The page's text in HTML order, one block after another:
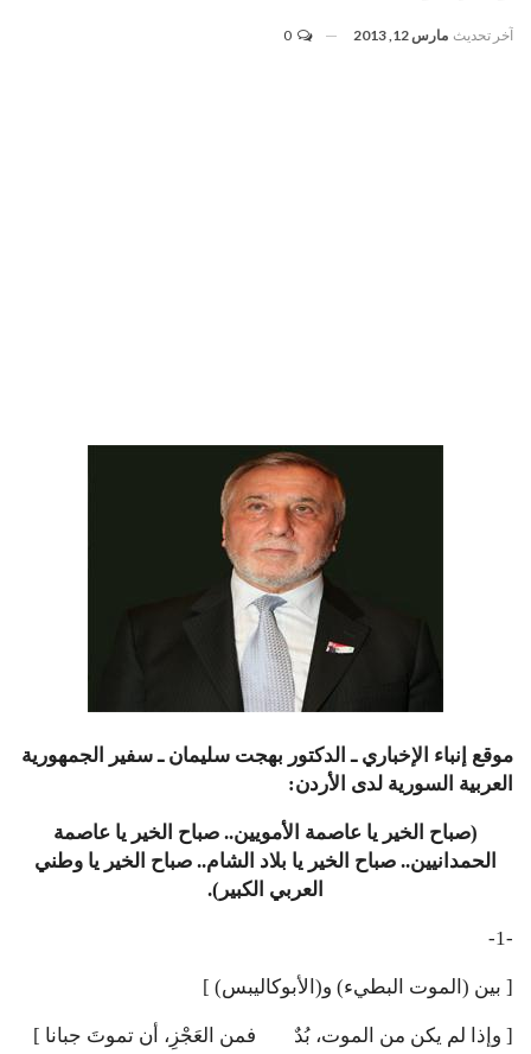
آخر تحديث مارس 12, 2013
موقع إنباء الإخباري ـ الدكتور بهجت سليمان ـ سفير الجمهورية
العربية السورية لدى الأردن:
(صباح الخير يا عاصمة الأمويين.. صباح الخير يا عاصمة
الحمدانيين.. صباح الخير يا بلاد الشام.. صباح الخير يا وطني
العربي الكبير).
-1-
[ بين (الموت البطيء) و(الأبوكاليبس) ]
[ وإذا لم يكن من الموت، بُدٌ فمن العَجْزِ، أن تموتَ جبانا ]